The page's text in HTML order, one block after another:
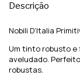
Descrição
Nobili D’Italia
Um tinto robusto e
aveludado.
robustas.